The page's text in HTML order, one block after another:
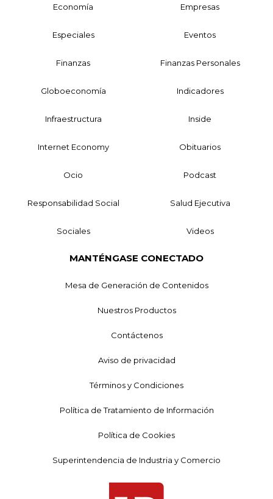
Economía Empresas
Especiales Eventos
Finanzas Finanzas Personales
Globoeconomía Indicadores
Infraestructura Inside
Internet Economy Obituarios
Ocio Podcast
Responsabilidad Social Salud Ejecutiva
Sociales Videos
MANTÉNGASE CONECTADO
Mesa de Generación de Contenidos
Nuestros Productos
Contáctenos
Aviso de privacidad
Términos y Condiciones
Política de Tratamiento de Información
Política de Cookies
Superintendencia de Industria y Comercio